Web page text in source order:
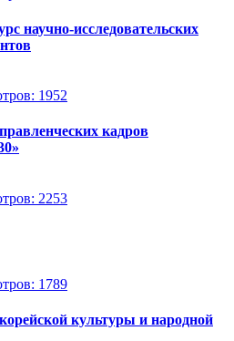
научно-исследовательских
1952
кадров
2253
1789
культуры и народной